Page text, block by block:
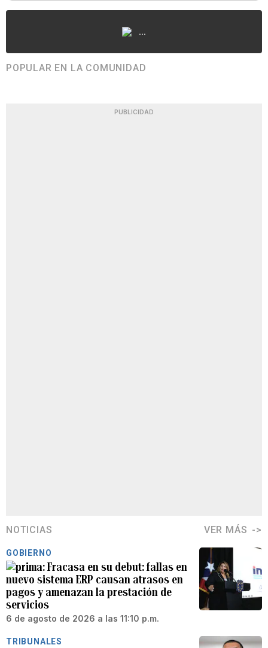
...
POPULAR EN LA COMUNIDAD
PUBLICIDAD
NOTICIAS VER MÁS
GOBIERNO
Fracasa en su debut: fallas en
nuevo sistema ERP causan atrasos en
pagos y amenazan la prestación de
servicios
6 de agosto de 2026 a las 11:10 p.m.
TRIBUNALES